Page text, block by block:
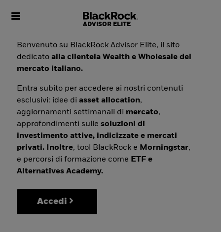
Toggle navigation
Benvenuto su BlackRock Advisor Elite, il sito
dedicatoalla clientela Wealth e Wholesale del
mercato italiano.
Entra subito per accedere ai nostri contenuti
esclusivi: idee diasset allocation,
aggiornamenti settimanali di mercato,
approfondimenti sullesoluzioni di
investimento attive, indicizzate e mercati
privati. Inoltre, tool BlackRock e Morningstar,
e percorsi di formazione come ETF e
Alternatives Academy.
Accedi